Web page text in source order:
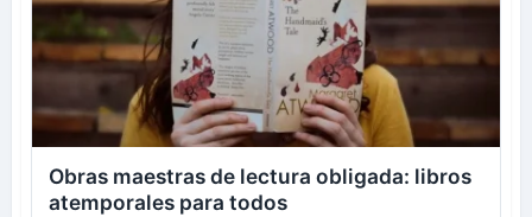
Obras maestras de lectura obligada: libros
atemporales para todos